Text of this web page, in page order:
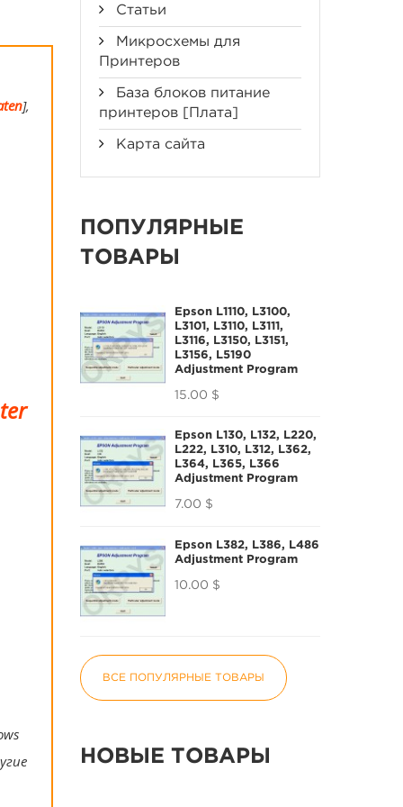
],
Статьи
Микросхемы для
Принтеров
База блоков питание
принтеров [Плата]
Карта сайта
ПОПУЛЯРНЫЕ
ТОВАРЫ
Epson L1110, L3100,
L3101, L3110, L3111,
L3116, L3150, L3151,
L3156, L5190
Adjustment Program
15.00 $
Epson L130, L132, L220,
L222, L310, L312, L362,
L364, L365, L366
Adjustment Program
7.00 $
Epson L382, L386, L486
Adjustment Program
10.00 $
ВСЕ ПОПУЛЯРНЫЕ ТОВАРЫ
НОВЫЕ ТОВАРЫ